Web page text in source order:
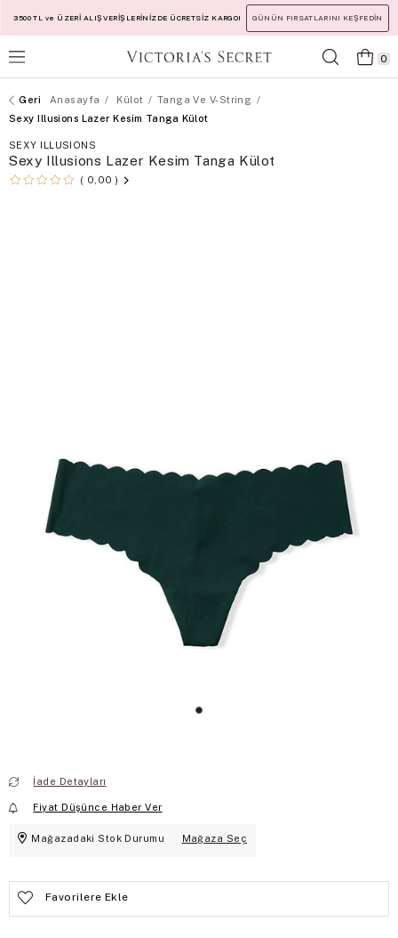
3500 TL ve ÜZERİ ALIŞVERİŞLERİNİZDE ÜCRETSİZ KARGO! GÜNÜN FIRSATLARINI KEŞFEDİN
0
Anasayfa Külot
Tanga Ve V-String
Sexy Illusions Lazer Kesim Tanga Külot
SEXY ILLUSIONS
Sexy Illusions Lazer Kesim Tanga Külot
0,00
İade Detayları
Fiyat Düşünce Haber Ver
Mağazadaki Stok Durumu Mağaza Seç
Favorilere Ekle